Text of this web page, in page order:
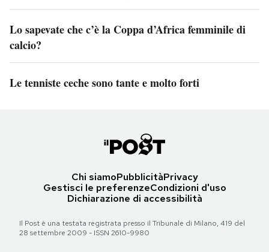
Lo sapevate che c’è la Coppa d’Africa femminile di
calcio?
Le tenniste ceche sono tante e molto forti
Chi siamoPubblicitàPrivacy
Gestisci le preferenzeCondizioni d'uso
Dichiarazione di accessibilità
Il Post è una testata registrata presso il Tribunale di Milano, 419 del
28 settembre 2009 - ISSN 2610-9980